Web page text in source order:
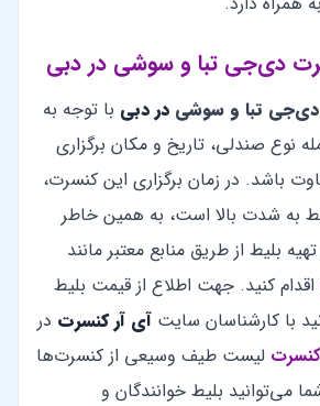
دی‌جی تبا و سوشی در دبی
تبا و سوشی در دبی با توجه به
نوع صندلی، تاریخ و مکان برگزاری
باشد. در زمان برگزاری این کنسرت،
به شدت بالا است، به همین خاطر
بلیط از طریق منابع معتبر مانند
اقدام کنید. جهت اطلاع از قیمت بلیط
با کارشناسان سایت آی آر کنسرت در
لیست طیف وسیعی از کنسرت‌ها
بلیط خوانندگان و